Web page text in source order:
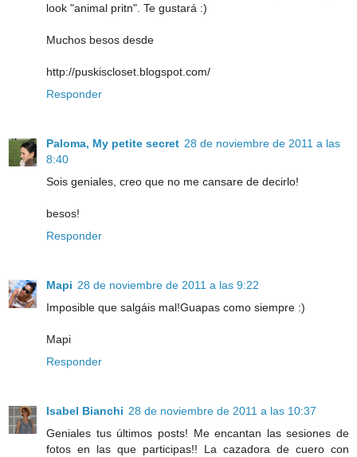
look "animal pritn". Te gustará :)
Muchos besos desde
http://puskiscloset.blogspot.com/
Responder
Paloma, My petite secret 28 de noviembre de 2011 a las
8:40
Sois geniales, creo que no me cansare de decirlo!
besos!
Responder
Mapi 28 de noviembre de 2011 a las 9:22
Imposible que salgáis mal!Guapas como siempre :)
Mapi
Responder
Isabel Bianchi 28 de noviembre de 2011 a las 10:37
Geniales tus últimos posts! Me encantan las sesiones de
fotos en las que participas!! La cazadora de cuero con